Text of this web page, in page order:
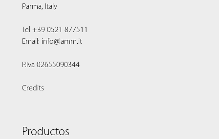
Parma, Italy
Tel +39 0521 877511
Email: info@lamm.it
P.Iva 02655090344
Credits
Productos